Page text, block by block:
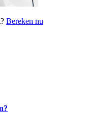
Bereken nu